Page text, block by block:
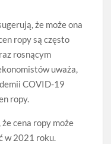
że może ona
ropy są często
rosnącym
uważa,
COVID-19
ropy.
cena ropy może
w 2021 roku.